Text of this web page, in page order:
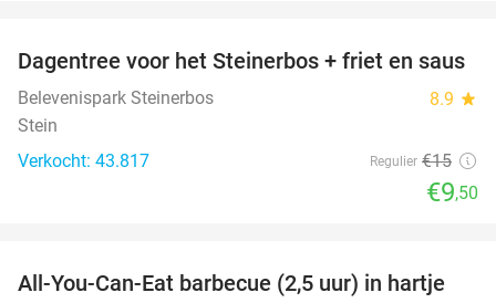
37%
Dagentree voor het Steinerbos + friet en saus
Belevenispark Steinerbos 8.9 star
Stein
Verkocht: 43.817
Regulier €15
€9,50
25%
All-You-Can-Eat barbecue (2,5 uur) in hartje